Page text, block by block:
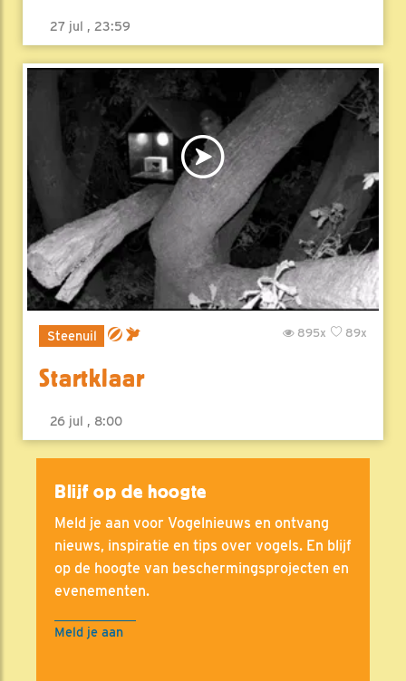
27 jul , 23:59
Steenuil 89x
895x
Startklaar
26 jul , 8:00
Blijf op de hoogte
Meld je aan voor Vogelnieuws en ontvang
nieuws, inspiratie en tips over vogels. En blijf
op de hoogte van beschermingsprojecten en
evenementen.
Meld je aan